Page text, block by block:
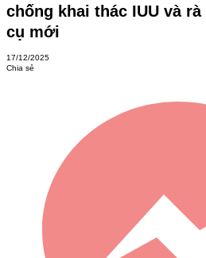
chống khai thác IUU và
cụ mới
17/12/2025
Chia sẻ